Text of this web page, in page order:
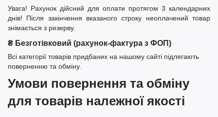
Увага! Рахунок дійсний для оплати протягом 3 календарних
днів! Після закінчення вказаного строку неоплачений товар
знімається з резерву.
₴ Безготівковий (рахунок-фактура з ФОП)
Всі категорії товарів придбаних на нашому сайті підлягають
поверненню та обміну.
Умови повернення та обміну
для товарів належної якості